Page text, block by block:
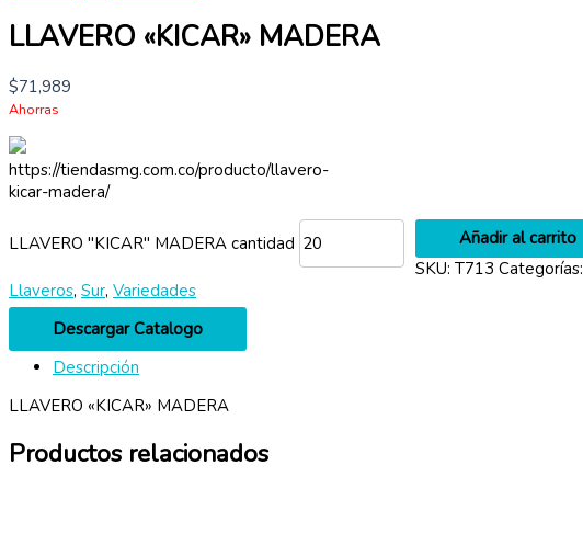
LLAVERO «KICAR» MADERA
$71,989
Ahorras
https://tiendasmg.com.co/producto/llavero-
kicar-madera/
LLAVERO "KICAR" MADERA cantidad
Añadir al carrito
SKU: T713 Categorías:
Llaveros, Sur, Variedades
Descargar Catalogo
Descripción
LLAVERO «KICAR» MADERA
Productos relacionados